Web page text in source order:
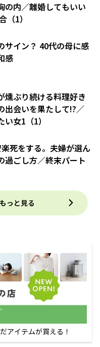
の内／離婚してもいい
（1）
サイン？ 40代の母に感
感
燻ぶり続ける料理好き
出会いを果たして!?／
女1（1）
死をする。夫婦が選ん
過ごし方／終末パート
っと見る
アイテムが買える！